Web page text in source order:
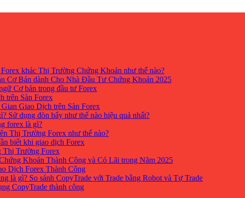
khác Thị Trường Chứng Khoán như thế nào?
Cơ Bản dành Cho Nhà Đầu Tư Chứng Khoán 2025
Cơ bản trong đầu tư Forex
trên Sàn Forex
Giao Dịch trên Sàn Forex
Sử dụng đòn bẩy như thế nào hiệu quả nhất?
forex là gì?
Thị Trường Forex như thế nào?
biết khi giao dịch Forex
Thị Trường Forex
Khoán Thành Công và Có Lãi trong Năm 2025
Dịch Forex Thành Công
là gì? So sánh CopyTrade với Trade bằng Robot và Tự Trade
CopyTrade thành công